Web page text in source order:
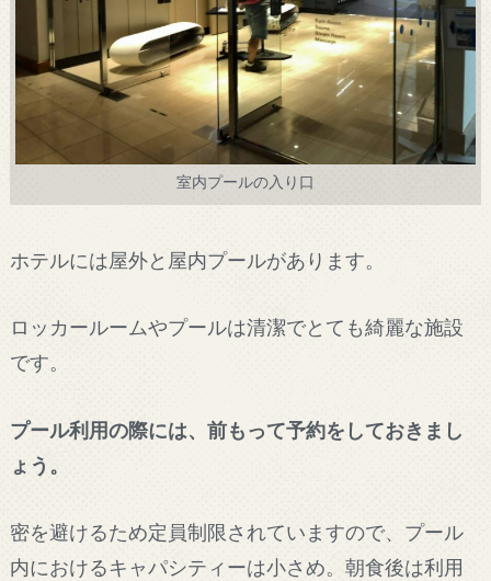
室内プールの入り口
ホテルには屋外と屋内プールがあります。
ロッカールームやプールは清潔でとても綺麗な施設
です。
プール利用の際には、前もって予約をしておきまし
ょう。
密を避けるため定員制限されていますので、プール
内におけるキャパシティーは小さめ。朝食後は利用